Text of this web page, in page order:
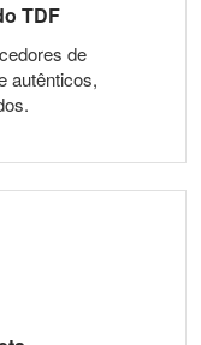
TDF
de
autênticos,